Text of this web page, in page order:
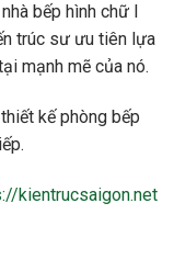
bếp hình chữ I
​​trúc sư ưu tiên lựa
mạnh mẽ của nó.
kế phòng bếp
kientrucsaigon.net